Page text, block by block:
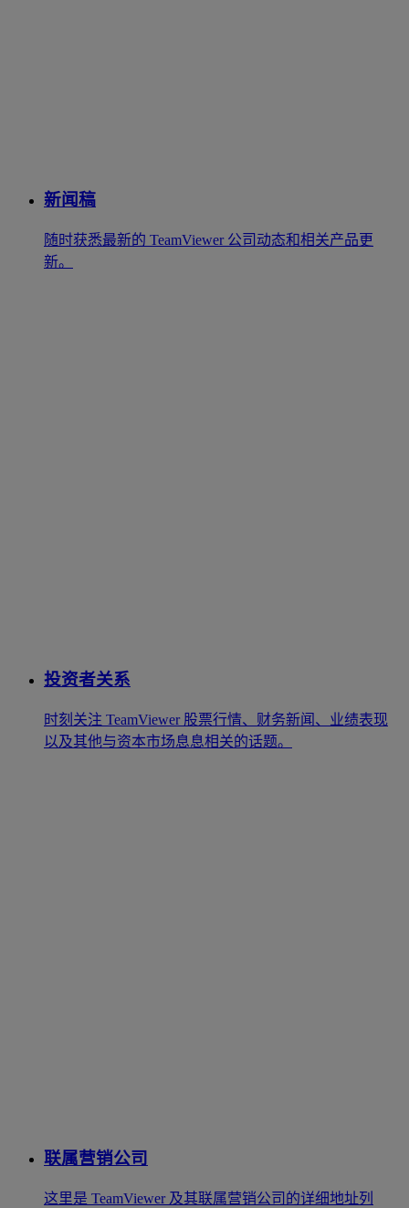
新闻稿
随时获悉最新的 TeamViewer 公司动态和相关产品更
新。
投资者关系
时刻关注 TeamViewer 股票行情、财务新闻、业绩表现
以及其他与资本市场息息相关的话题。
联属营销公司
这里是 TeamViewer 及其联属营销公司的详细地址列